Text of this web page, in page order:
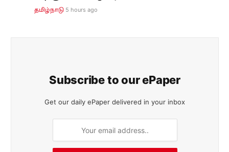
தமிழ்நாடு 5 hours ago
Subscribe to our ePaper
Get our daily ePaper delivered in your inbox